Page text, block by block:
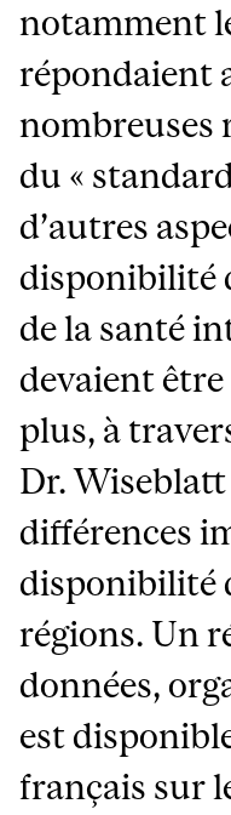
notamment
répondaient
nombreuses
du «
d’autres
disponibilité
de la santé
devaient
plus, à
Dr. Wiseblatt
différences
disponibilité
régions. Un
données,
est
français sur